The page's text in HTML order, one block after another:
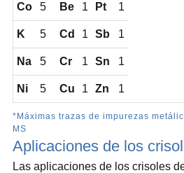
Co 5 Be 1 Pt 1
K 5 Cd 1 Sb 1
Na 5 Cr 1 Sn 1
Ni 5 Cu 1 Zn 1
*Máximas trazas de impurezas
MS
Aplicaciones de los
Las aplicaciones de los crisoles